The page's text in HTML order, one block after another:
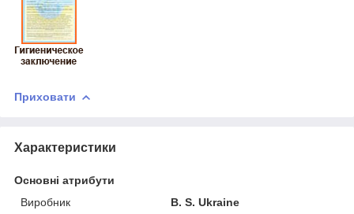
Приховати
Характеристики
Основні атрибути
Виробник
B. S. Ukraine